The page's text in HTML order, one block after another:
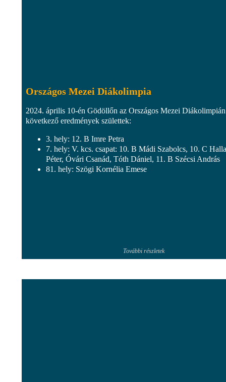
Országos Mezei Diákolimpia
2024. április 10-én Gödöllőn az Országos Mezei
következő eredmények születtek:
3. hely: 12. B Imre Petra
7. hely: V. kcs. csapat: 10. B Mádi Szabolcs, 10. C
Péter, Óvári Csanád, Tóth Dániel, 11. B Szécsi András
81. hely: Szögi Kornélia Emese
További részletek